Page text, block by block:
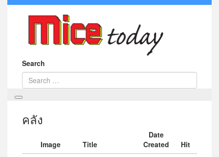
Search
คลัง
Image Title
Date
Created
Hit